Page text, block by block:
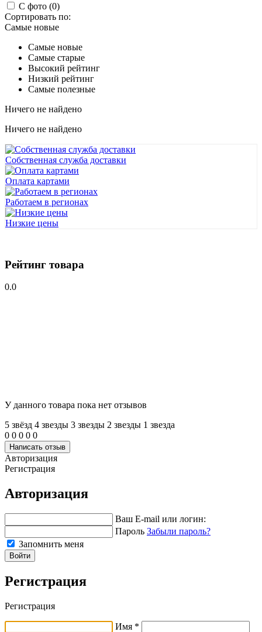
С фото (0)
Сортировать по:
Самые новые
Самые новые
Самые старые
Высокий рейтинг
Низкий рейтинг
Самые полезные
Ничего не найдено
Ничего не найдено
Собственная служба доставки
Оплата картами
Работаем в регионах
Низкие цены
Рейтинг товара
0.0
У данного товара пока нет отзывов
5 звёзд 4 звeзды 3 звeзды 2 звeзды 1 звeзда
0 0 0 0 0
Написать отзыв
Авторизация
Регистрация
Авторизация
Ваш E-mail или логин:
Пароль Забыли пароль?
Запомнить меня
Войти
Регистрация
Регистрация
Имя *